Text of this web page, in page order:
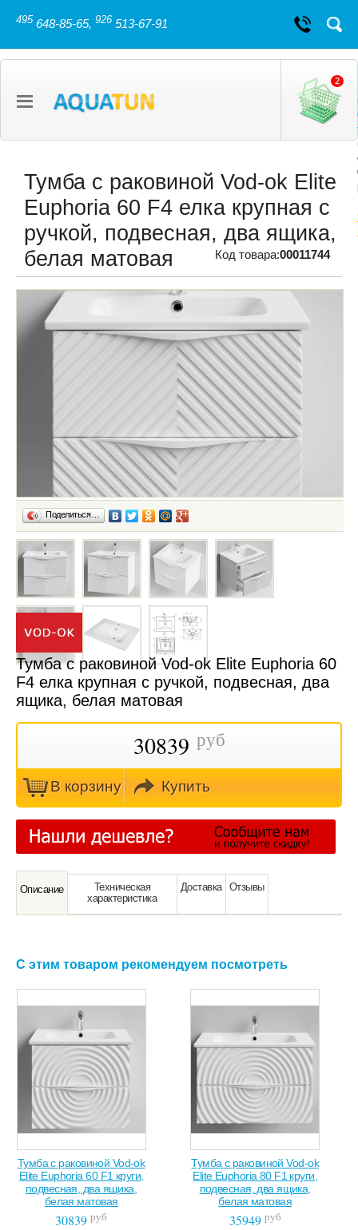
495 648-85-65, 926 513-67-91
2
Тумба с раковиной Vod-ok Elite
Euphoria 60 F4 елка крупная с
ручкой, подвесная, два ящика,
белая матовая
Код товара:00011744
Поделиться…
Тумба с раковиной Vod-ok Elite Euphoria 60
F4 елка крупная с ручкой, подвесная, два
ящика, белая матовая
30839 руб
В кoрзину Купить
Oписание
Техническая
характeристика
Доставка Отзывы
С этим товаром рекомендуем посмотреть
Тумба с раковиной Vod-ok
Elite Euphoria 60 F1 круги,
подвесная, два ящика,
белая матовая
30839 руб
Тумба с раковиной Vod-ok
Elite Euphoria 80 F1 круги,
подвесная, два ящика,
белая матовая
35949 руб